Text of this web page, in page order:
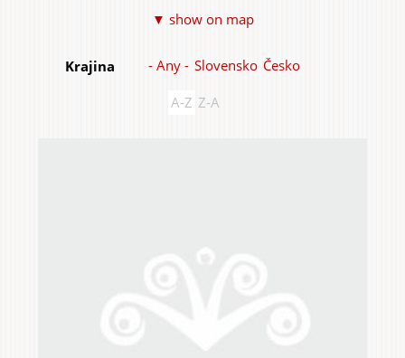
▼ show on map
Krajina - Any - Slovensko Česko
A-Z Z-A